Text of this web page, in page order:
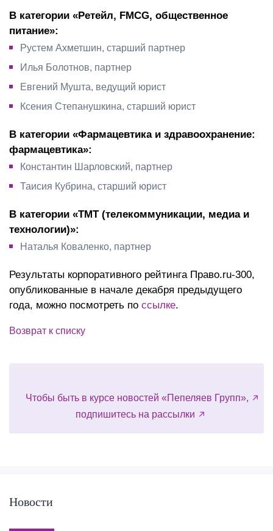
В категории «Ретейл, FMCG, общественное
питание»:
Рустем Ахметшин, старший партнер
Илья Болотнов, партнер
Евгений Мушта, ведущий юрист
Ксения Степанушкина, старший юрист
В категории «Фармацевтика и здравоохранение:
фармацевтика»:
Константин Шарловский, партнер
Таисия Кубрина, старший юрист
В категории «ТМТ (телекоммуникации, медиа и
технологии)»:
Наталья Коваленко, партнер
Результаты корпоративного рейтинга Право.ru-300,
опубликованные в начале декабря предыдущего
года, можно посмотреть по ссылке.
Возврат к списку
Чтобы быть в курсе новостей «Пепеляев Групп»,
подпишитесь на рассылки
Новости